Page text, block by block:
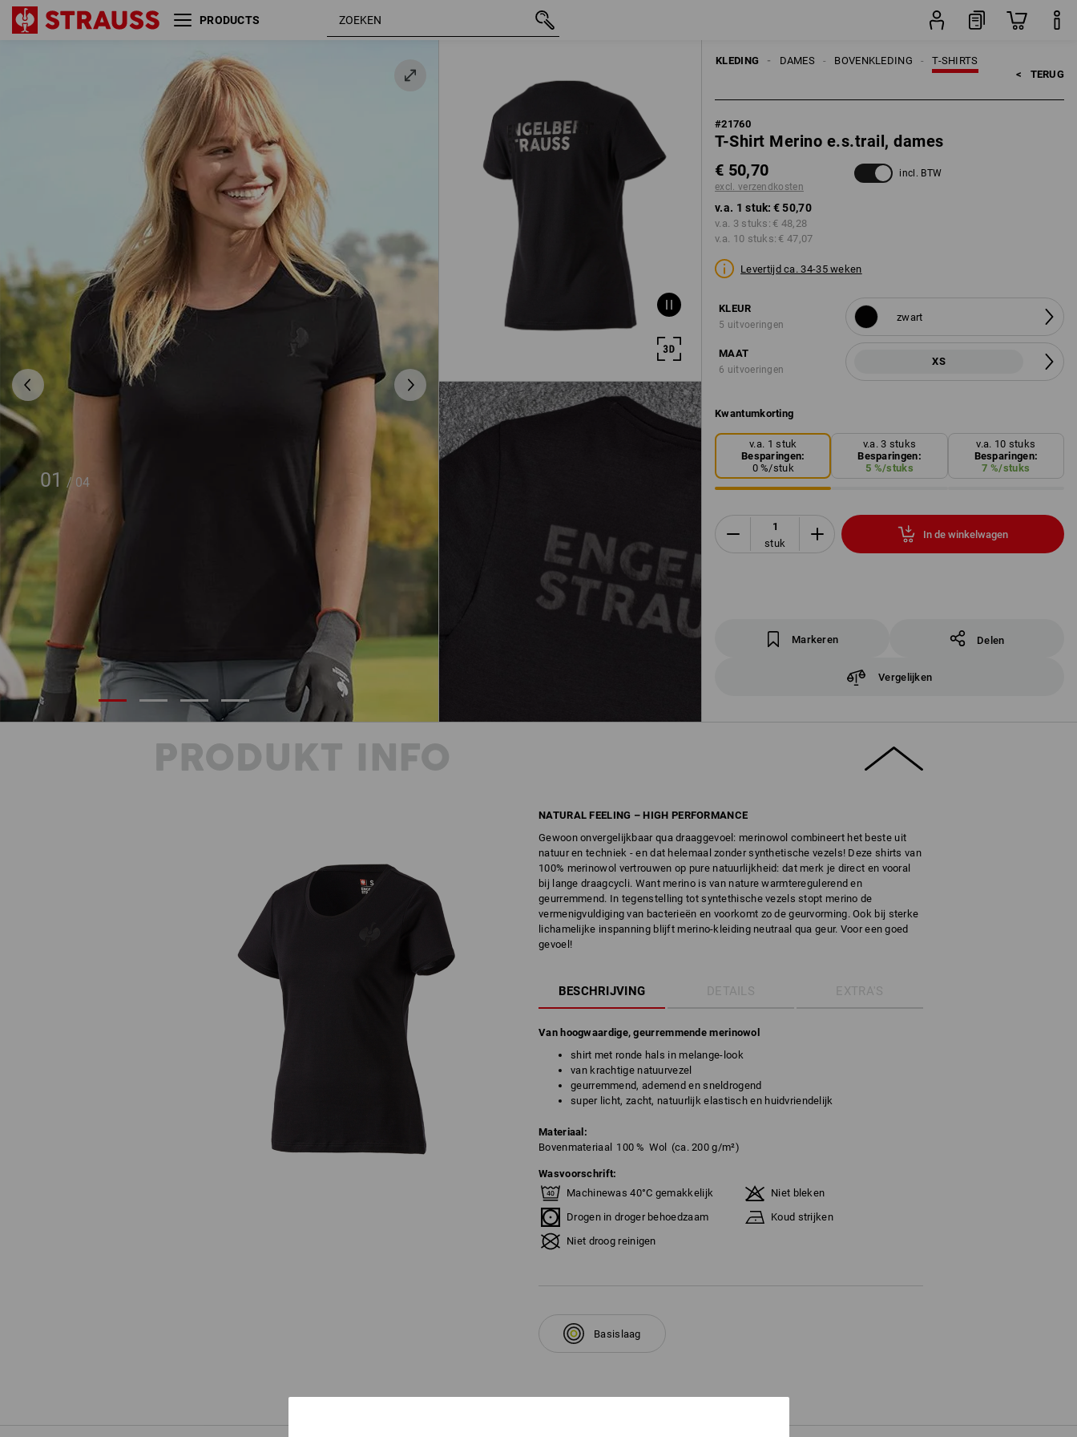
PRODUCTS
01 / 04
KLEDING T-SHIRTS
BOVENKLEDING
DAMES
< TERUG
#21760
T-Shirt Merino e.s.trail, dames
€ 50,70
excl. verzendkosten
incl. BTW
v.a. 1 stuk: € 50,70
v.a. 3 stuks: € 48,28
v.a. 10 stuks: € 47,07
Levertijd ca. 34-35 weken
KLEUR
5 uitvoeringen
zwart
MAAT
6 uitvoeringen
XS
Kwantumkorting
v.a. 1 stuk
Besparingen:
0%/stuk
v.a. 3 stuks
Besparingen:
5 %/stuks
v.a. 10 stuks
Besparingen:
7 %/stuks
stuk
In de winkelwagen
Markeren Delen
Vergelijken
zwart XS € 50,70
PRODUKT INFO
NATURAL FEELING – HIGH PERFORMANCE
Gewoon onvergelijkbaar qua draaggevoel: merinowol combineert het beste uit
natuur en techniek - en dat helemaal zonder synthetische vezels! Deze shirts van
100% merinowol vertrouwen op pure natuurlijkheid: dat merk je direct en vooral
bij lange draagcycli. Want merino is van nature warmteregulerend en
geurremmend. In tegenstelling tot syntethische vezels stopt merino de
vermenigvuldiging van bacterieën en voorkomt zo de geurvorming. Ook bij sterke
lichamelijke inspanning blijft merino-kleiding neutraal qua geur. Voor een goed
gevoel!
BESCHRIJVING DETAILS EXTRA'S
Van hoogwaardige, geurremmende merinowol
shirt met ronde hals in melange-look
van krachtige natuurvezel
geurremmend, ademend en sneldrogend
super licht, zacht, natuurlijk elastisch en huidvriendelijk
Materiaal:
Bovenmateriaal 100 % Wol (ca. 200 g/m²)
Wasvoorschrift:
Machinewas 40°C gemakkelijk
Niet bleken
Drogen in droger behoedzaam
Koud strijken
Niet droog reinigen
Basislaag